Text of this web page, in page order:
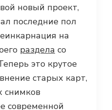
новый проект,
последние пол
на
раздела со
это крутое
старых карт,
снимков
современной